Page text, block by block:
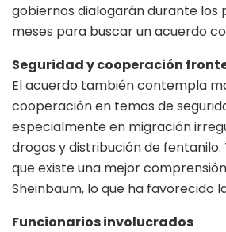
gobiernos dialogarán durante los
meses para buscar un acuerdo
Seguridad y cooperación
El acuerdo también contempla
cooperación en temas de
especialmente en migración
drogas y distribución de
que existe una mejor
Sheinbaum, lo que ha favorecido
Funcionarios involucrados